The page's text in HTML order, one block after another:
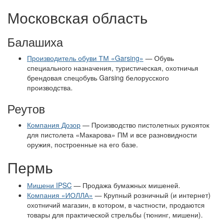
Московская область
Балашиха
Производитель обуви ТМ «Garsing» — Обувь
специального назначения, туристическая, охотничья
брендовая спецобувь Garsing белорусского
производства.
Реутов
Компания Дозор — Производство пистолетных рукояток
для пистолета «Макарова» ПМ и все разновидности
оружия, построенные на его базе.
Пермь
Мишени IPSC — Продажа бумажных мишеней.
Компания «ИОЛЛА» — Крупный розничный (и интернет)
охотничий магазин, в котором, в частности, продаются
товары для практической стрельбы (тюнинг, мишени).